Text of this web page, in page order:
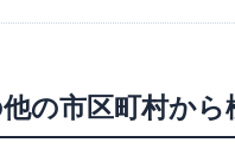
の市区町村から